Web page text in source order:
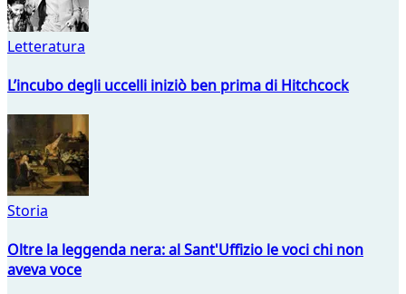
Letteratura
L’incubo degli uccelli iniziò ben prima di Hitchcock
Storia
Oltre la leggenda nera: al Sant'Uffizio le voci chi non
aveva voce